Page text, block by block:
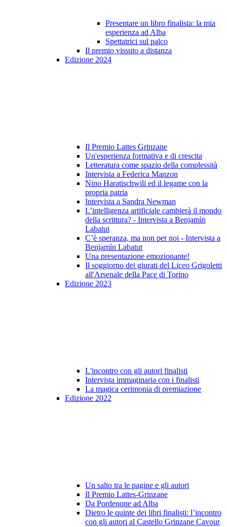
Presentare un libro finalista: la mia
esperienza ad Alba
Spettatrici sul palco
Il premio vissuto a distanza
Edizione 2024
Il Premio Lattes Grinzane
Un'esperienza formativa e di crescita
Letteratura come spazio della complessità
Intervista a Federica Manzon
Nino Haratischwili ed il legame con la
propria patria
Intervista a Sandra Newman
L’intelligenza artificiale cambierà il mondo
della scrittura? - Intervista a Benjamìn
Labatut
C’è speranza, ma non per noi - Intervista a
Benjamìn Labatut
Una presentazione emozionante!
Il soggiorno dei giurati del Liceo Grigoletti
all'Arsenale della Pace di Torino
Edizione 2023
L'incontro con gli autori finalisti
Intervista immaginaria con i finalisti
La magica cerimonia di premiazione
Edizione 2022
Un salto tra le pagine e gli autori
Il Premio Lattes-Grinzane
Da Pordenone ad Alba
Dietro le quinte dei libri finalisti: l’incontro
con gli autori al Castello Grinzane Cavour